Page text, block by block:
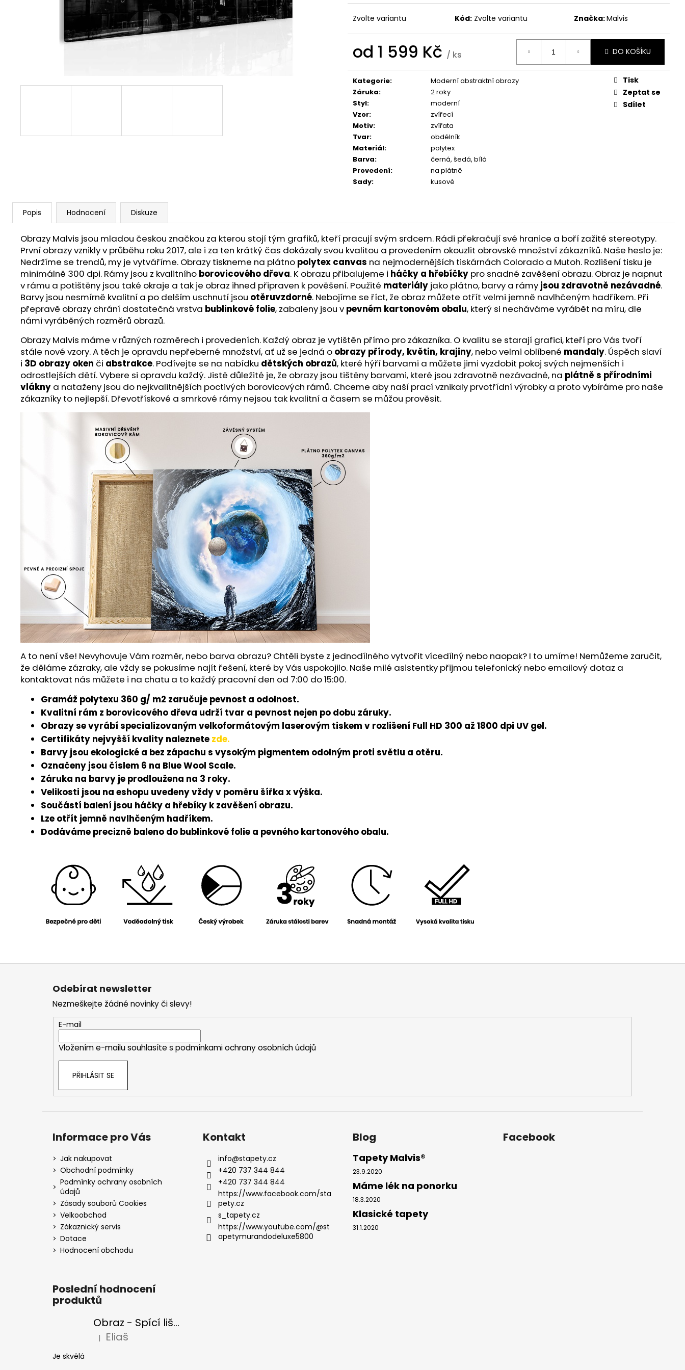
Zvolte variantu Kód: Zvolte variantu Značka:Malvis
od 1 599 Kč / ks
cena:
DO KOŠÍKU
Kategorie:
Moderní abstraktní obrazy
Záruka:
2 roky
Styl:
moderní
Vzor:
zvířecí
Motiv:
zvířata
Tvar:
obdélník
Materiál:
polytex
Barva:
černá, šedá, bílá
Provedení:
na plátně
Sady: kusové
Tisk
Zeptat se
Sdílet
Popis Hodnocení Diskuze
Obrazy Malvis jsou mladou českou značkou za kterou stojí tým grafiků, kteří pracují svým srdcem. Rádi překračují své hranice a boří zažité stereotypy.
První obrazy vznikly v průběhu roku 2017, ale i za ten krátký čas dokázaly svou kvalitou a provedením okouzlit obrovské množství zákazníků. Naše heslo je:
Nedržíme se trendů, my je vytváříme. Obrazy tiskneme na plátno polytex canvas na nejmodernějších tiskárnách Colorado a Mutoh. Rozlišení tisku je
minimálně 300 dpi. Rámy jsou z kvalitního borovicového dřeva. K obrazu přibalujeme i háčky a hřebíčky pro snadné zavěšení obrazu. Obraz je napnut
v rámu a potištěny jsou také okraje a tak je obraz ihned připraven k pověšení. Použité materiály jako plátno, barvy a rámy jsou zdravotně nezávadné.
Barvy jsou nesmírně kvalitní a po delším uschnutí jsou otěruvzdorné. Nebojíme se říct, že obraz můžete otřít velmi jemně navlhčeným hadříkem. Při
přepravě obrazy chrání dostatečná vrstva bublinkové folie, zabaleny jsou v pevném kartonovém obalu, který si necháváme vyrábět na míru, dle
námi vyráběných rozměrů obrazů.
Obrazy Malvis máme v různých rozměrech i provedeních. Každý obraz je vytištěn přímo pro zákazníka. O kvalitu se starají grafici, kteří pro Vás tvoří
stále nové vzory. A těch je opravdu nepřeberné množství, ať už se jedná o obrazy přírody, květin, krajiny, nebo velmi oblíbené mandaly. Úspěch slaví
i 3D obrazy oken či abstrakce. Podívejte se na nabídku dětských obrazů, které hýří barvami a můžete jimi vyzdobit pokoj svých nejmenších i
odrostlejších dětí. Vybere si opravdu každý. Jistě důležité je, že obrazy jsou tištěny barvami, které jsou zdravotně nezávadné, na plátně s přírodními
vlákny a nataženy jsou do nejkvalitnějších poctivých borovicových rámů. Chceme aby naší prací vznikaly prvotřídní výrobky a proto vybíráme pro naše
zákazníky to nejlepší. Dřevotřískové a smrkové rámy nejsou tak kvalitní a časem se můžou prověsit.
A to není vše! Nevyhovuje Vám rozměr, nebo barva obrazu? Chtěli byste z jednodílného vytvořit vícedílný nebo naopak? I to umíme! Nemůžeme zaručit,
že děláme zázraky, ale vždy se pokusíme najít řešení, které by Vás uspokojilo. Naše milé asistentky přijmou telefonický nebo emailový dotaz a
kontaktovat nás můžete i na chatu a to každý pracovní den od 7:00 do 15:00.
Gramáž polytexu 360 g/ m2 zaručuje pevnost a odolnost.
Kvalitní rám z borovicového dřeva udrží tvar a pevnost nejen po dobu záruky.
Obrazy se vyrábí specializovaným velkoformátovým laserovým tiskem v rozlišení Full HD 300 až 1800 dpi UV gel.
Certifikáty nejvyšší kvality naleznete zde.
Barvy jsou ekologické a bez zápachu s vysokým pigmentem odolným proti světlu a otěru.
Označeny jsou číslem 6 na Blue Wool Scale.
Záruka na barvy je prodloužena na 3 roky.
Velikosti jsou na eshopu uvedeny vždy v poměru šířka x výška.
Součástí balení jsou háčky a hřebíky k zavěšení obrazu.
Lze otřít jemně navlhčeným hadříkem.
Dodáváme precizně baleno do bublinkové folie a pevného kartonového obalu.
1 599 Kč
1 599 Kč
1 599 Kč
Odebírat newsletter
Nezmeškejte žádné novinky či slevy!
E-mail
Vložením e-mailu souhlasíte s podmínkami ochrany osobních údajů
PŘIHLÁSIT SE
Informace pro Vás
Jak nakupovat
Obchodní podmínky
Podmínky ochrany osobních
údajů
Zásady souborů Cookies
Velkoobchod
Zákaznický servis
Dotace
Hodnocení obchodu
Kontakt
info@stapety.cz
+420 737 344 844
+420 737 344 844
https://www.facebook.com/sta
pety.cz
s_tapety.cz
https://www.youtube.com/@st
apetymurandodeluxe5800
Blog
Tapety Malvis®
23.9.2020
Máme lék na ponorku
18.3.2020
Klasické tapety
31.1.2020
Facebook
Poslední hodnocení
produktů
Obraz - Spící liška
Hodnocení produktu je 5 z 5 hvězdiček.
| Eliaš
Je skvělá